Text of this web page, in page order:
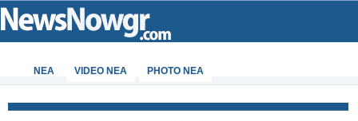
ΝΕΑ VIDEO NEA PHOTO NEA